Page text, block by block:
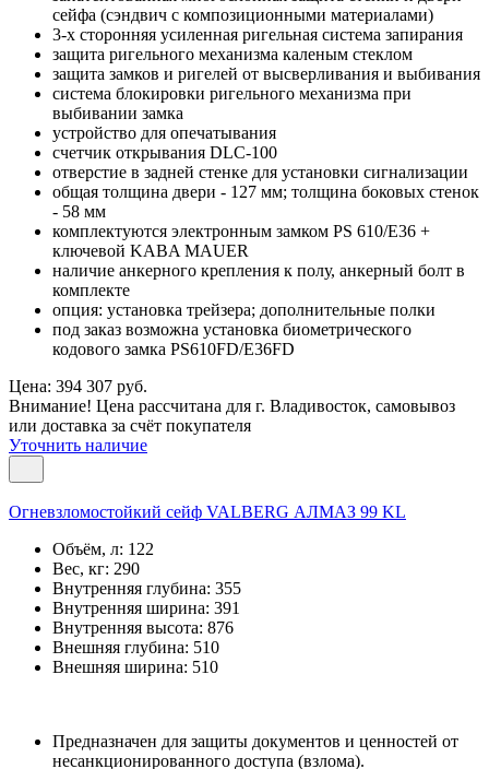
сейфа (сэндвич с композиционными материалами)
3-х сторонняя усиленная ригельная система запирания
защита ригельного механизма каленым стеклом
защита замков и ригелей от высверливания и выбивания
система блокировки ригельного механизма при
выбивании замка
устройство для опечатывания
счетчик открывания DLC-100
отверстие в задней стенке для установки сигнализации
общая толщина двери - 127 мм; толщина боковых стенок
- 58 мм
комплектуются электронным замком PS 610/E36 +
ключевой KABA MAUER
наличие анкерного крепления к полу, анкерный болт в
комплекте
опция: установка трейзера; дополнительные полки
под заказ возможна установка биометрического
кодового замка PS610FD/E36FD
Цена: 394 307 руб.
Внимание! Цена рассчитана для г. Владивосток, самовывоз
или доставка за счёт покупателя
Уточнить наличие
Огневзломостойкий сейф VALBERG АЛМАЗ 99 KL
Объём, л: 122
Вес, кг: 290
Внутренняя глубина: 355
Внутренняя ширина: 391
Внутренняя высота: 876
Внешняя глубина: 510
Внешняя ширина: 510
Предназначен для защиты документов и ценностей от
несанкционированного доступа (взлома).